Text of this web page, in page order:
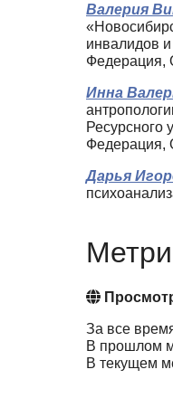
Валерия
инвалидов
Федерация,
Инна
Ресурсного
Федерация,
Дарья
За все
В прошлом
В текущем